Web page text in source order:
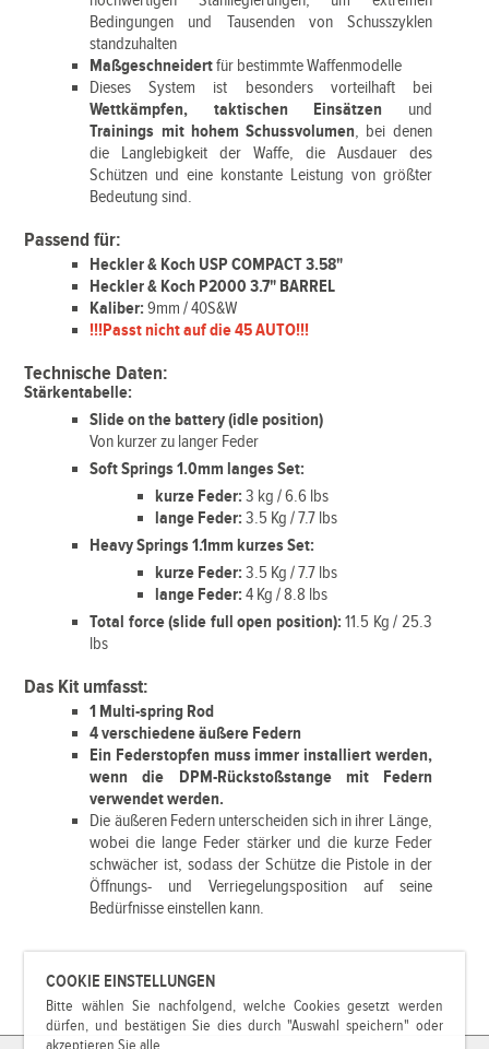
COOKIE EINSTELLUNGEN
Bitte wählen Sie nachfolgend, welche Cookies gesetzt werden
dürfen, und bestätigen Sie dies durch "Auswahl speichern" oder
Bedingungen und Tausenden von Schusszyklen
standzuhalten
Maßgeschneidertfür bestimmte Waffenmodelle
Dieses System ist besonders vorteilhaft bei
Wettkämpfen, taktischen Einsätzen und
Trainings mit hohem Schussvolumen, bei denen
die Langlebigkeit der Waffe, die Ausdauer des
Schützen und eine konstante Leistung von größter
Bedeutung sind.
Passend für:
Heckler & Koch USP COMPACT 3.58"
Heckler & Koch P2000 3.7" BARREL
Kaliber: 9mm / 40S&W
!!!Passt nicht auf die 45 AUTO!!!
Technische Daten:
Stärkentabelle:
Slide on the battery (idle position)
Von kurzer zu langer Feder
Soft Springs 1.0mm langes Set:
kurze Feder:3 kg / 6.6 lbs
lange Feder:3.5 Kg / 7.7 lbs
Heavy Springs 1.1mm kurzes Set:
kurze Feder:3.5 Kg / 7.7 lbs
lange Feder:4 Kg / 8.8 lbs
Total force (slide full open position):11.5 Kg / 25.3
lbs
Das Kit umfasst:
1 Multi-spring Rod
4 verschiedene äußere Federn
Ein Federstopfen muss immer installiert werden,
wenn die DPM-Rückstoßstange mit Federn
verwendet werden.
Die äußeren Federn unterscheiden sich in ihrer Länge,
wobei die lange Feder stärker und die kurze Feder
schwächer ist, sodass der Schütze die Pistole in der
Öffnungs- und Verriegelungsposition auf seine
Bedürfnisse einstellen kann.